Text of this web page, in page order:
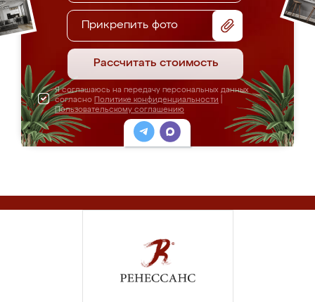
Прикрепить фото
Рассчитать стоимость
Я соглашаюсь на передачу персональных данных
согласно Политике конфиденциальности
Пользовательскому соглашению